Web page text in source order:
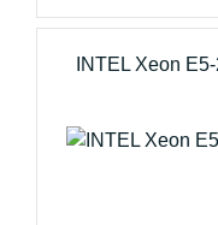
INTEL Xeon